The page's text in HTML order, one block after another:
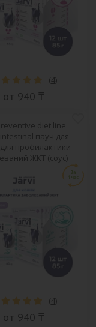
(4)
от 940 ₸
diet line
пауч для
профилактики
ЖКТ (соус)
(4)
от 940 ₸